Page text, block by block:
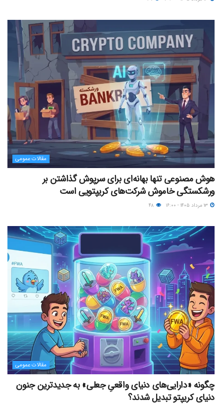
مقالات عمومی
هوش مصنوعی تنها بهانه‌ای برای سرپوش گذاشتن بر
ورشکستگی خاموش شرکت‌های کریپتویی است
مقالات عمومی
چگونه «دارایی‌های دنیای واقعیِ جعلی» به جدیدترین جنون
دنیای کریپتو تبدیل شدند؟